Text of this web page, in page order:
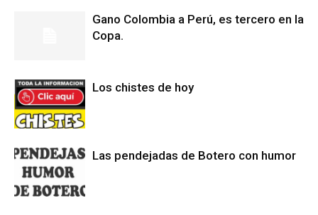
Gano Colombia a Perú, es tercero en la
Copa.
Los chistes de hoy
Las pendejadas de Botero con humor